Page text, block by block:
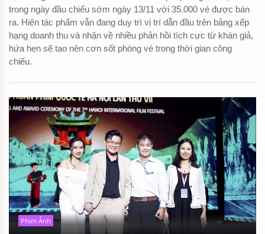
trong ngày đầu chiếu sớm ngày 13/11 với 35.000 vé được bán
ra. Hiện tác phẩm vẫn đang duy trì vị trí dẫn đầu trên bảng xếp
hạng doanh thu và nhận về nhiều phản hồi tích cực từ khán giả,
hứa hẹn sẽ tạo nên cơn sốt phòng vé trong thời gian công
chiếu.
Phim Ảnh